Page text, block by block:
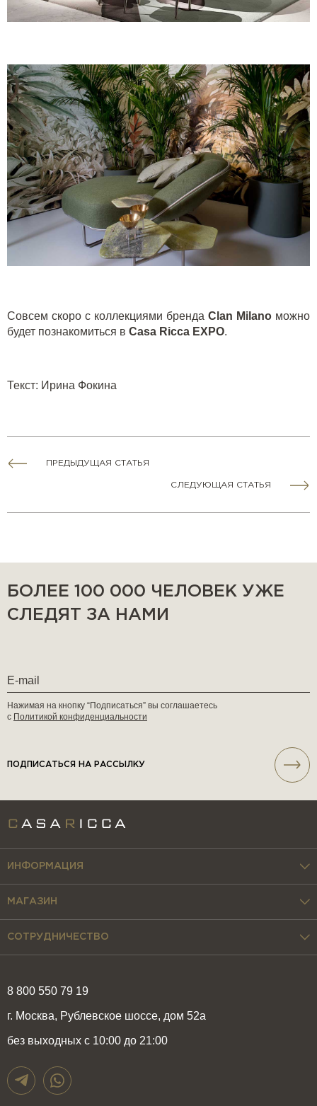
Совсем скоро с коллекциями бренда Clan Milano можно
будет познакомиться в Casa Ricca EXPO.
Текст: Ирина Фокина
ПРЕДЫДУЩАЯ СТАТЬЯ
СЛЕДУЮЩАЯ СТАТЬЯ
БОЛЕЕ 100 000 ЧЕЛОВЕК УЖЕ
СЛЕДЯТ ЗА НАМИ
Нажимая на кнопку “Подписаться” вы соглашаетесь
с Политикой конфиденциальности
ПОДПИСАТЬСЯ НА РАССЫЛКУ
8 800 550 79 19
г. Москва, Рублевское шоссе, дом 52а
без выходных с 10:00 до 21:00
ИНФОРМАЦИЯ
МАГАЗИН
СОТРУДНИЧЕСТВО